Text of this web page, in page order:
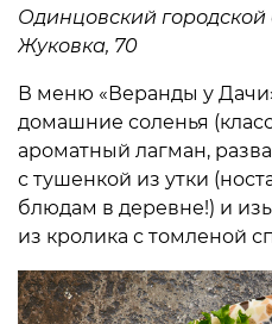
Одинцовский городской
Жуковка, 70
В меню «Веранды у
домашние соленья
ароматный лагман,
с тушенкой из утки
блюдам в деревне!) и
из кролика с томленой